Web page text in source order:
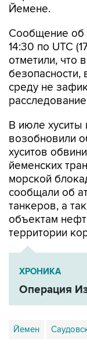
Йемене.
Сообщение об
14:30 по UTC
отметили, что
среду не
В июле хуситы
возобновили
хуситов
йеменских
морской
сообщали об
танкеров, а
объектам
территории
ХРОНИКА
Операция
Йемен